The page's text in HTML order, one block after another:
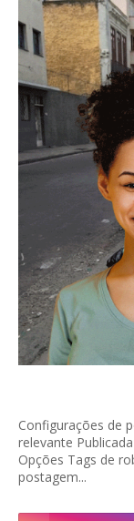
Configurações de
relevante
Opções Tags de
postagem...